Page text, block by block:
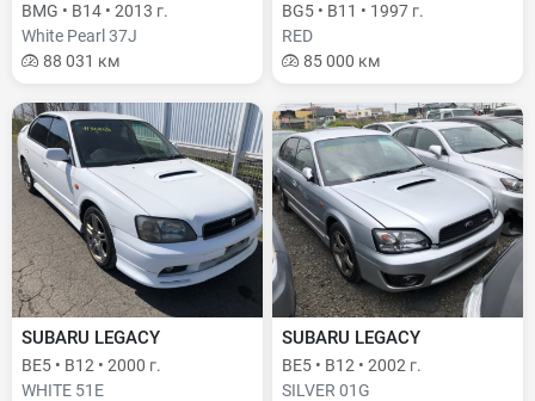
BMG • B14 • 2013 г.
White Pearl 37J
88 031 км
BG5 • B11 • 1997 г.
RED
85 000 км
SUBARU LEGACY
BE5 • B12 • 2000 г.
WHITE 51E
SUBARU LEGACY
BE5 • B12 • 2002 г.
SILVER 01G